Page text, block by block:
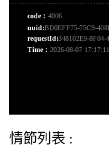
情節列表 :